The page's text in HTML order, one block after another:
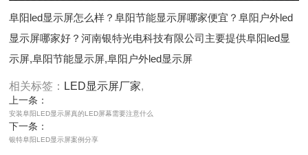
阜阳led显示屏怎么样？阜阳节能显示屏哪家便宜？阜阳户外led
显示屏哪家好？河南银特光电科技有限公司主要提供阜阳led显
示屏,阜阳节能显示屏,阜阳户外led显示屏
相关标签： LED显示屏厂家,
上一条：
安装阜阳LED显示屏真的LED屏幕需要注意什么
下一条：
银特阜阳LED显示屏案例分享